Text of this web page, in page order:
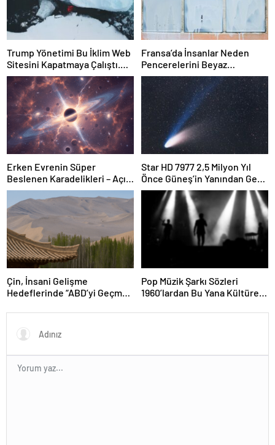
Trump Yönetimi Bu İklim Web
Sitesini Kapatmaya Çalıştı.
Bilim Adamları Onu Tekrar
Çevrimiçi Hale Getirdi
Fransa’da İnsanlar Neden
Pencerelerini Beyaz
Tebeşirle Boyuyor?
Erken Evrenin Süper
Beslenen Karadelikleri – Açık
Bilim
Star HD 7977 2,5 Milyon Yıl
Önce Güneş’in Yanından Geçti
Ve Bugün Hala Kuyruklu
Yıldızlardaki Rahatsızlığı
Görebiliyoruz
Çin, İnsani Gelişme
Hedeflerinde “ABD’yi Geçme
Pop Müzik Şarkı Sözleri
1960’lardan Bu Yana Kültürel
Açıdan Daha Karanlık Hale